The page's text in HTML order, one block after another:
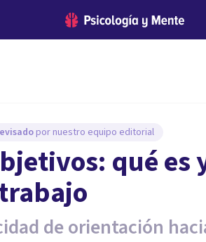
por nuestro equipo editorial
qué es
de orientación